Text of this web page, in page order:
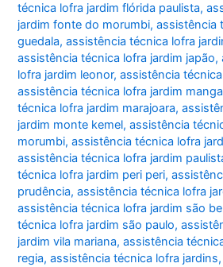
técnica lofra jardim flórida paulista,
jardim fonte do morumbi,assistência
guedala,assistência técnica lofra
assistência técnica lofra jardim japão,
lofra jardim leonor,assistência
assistência técnica lofra jardim
técnica lofra jardim marajoara,
jardim monte kemel,assistência
morumbi,assistência técnica lofra
assistência técnica lofra jardim
técnica lofra jardim peri peri,
prudência,assistência técnica lofra
assistência técnica lofra jardim são
técnica lofra jardim são paulo,
jardim vila mariana,assistência
regia,assistência técnica lofra jardins